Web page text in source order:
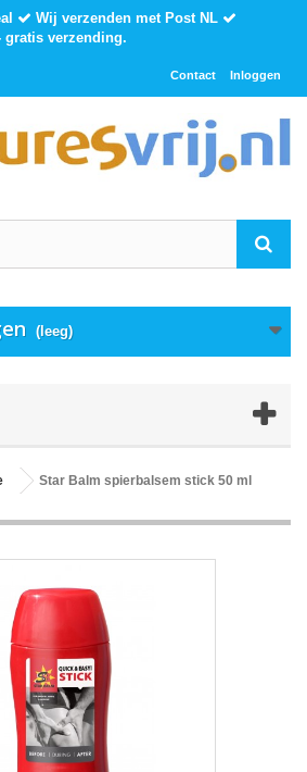
Wij verzenden met Post NL
gratis verzending.
Inloggen
Contact
(leeg)
Star Balm spierbalsem stick 50 ml